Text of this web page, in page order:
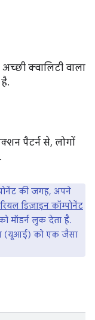
क्वालिटी वाला
पैटर्न से, लोगों
की जगह, अपने
डिज़ाइन कॉम्पोनेंट
मॉडर्न लुक देता है.
(यूआई) को एक जैसा